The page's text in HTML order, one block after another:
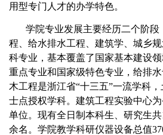
用型专门人才的办学特色。
学院专业发展主要经历二个阶段
程、给水排水工程、建筑学、城乡
科专业，基本覆盖了国家基本建设
重点专业和国家级特色专业，给排
木工程是浙江省“十三五”一流学科
士点授权学科。建筑工程实验中心
单位。现有全日制本科生、研究生
余名。学院教学科研仪器设备总值